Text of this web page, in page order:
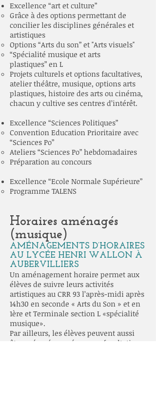
Excellence “art et culture”
Grâce à des options permettant de
concilier les disciplines générales et
artistiques
Options “Arts du son” et "Arts visuels"
“Spécialité musique et arts
plastiques” en L
Projets culturels et options facultatives,
atelier théâtre, musique, options arts
plastiques, histoire des arts ou cinéma,
chacun y cultive ses centres d’intérêt.
Excellence “Sciences Politiques”
Convention Education Prioritaire avec
“Sciences Po”
Ateliers “Sciences Po” hebdomadaires
Préparation au concours
Excellence “Ecole Normale Supérieure”
Programme TALENS
Horaires aménagés
(musique)
AMÉNAGEMENTS D’HORAIRES
AU LYCÉE HENRI WALLON À
AUBERVILLIERS
Un aménagement horaire permet aux
élèves de suivre leurs activités
artistiques au CRR 93 l’après-midi après
14h30 en seconde « Arts du Son » et en
1ère et Terminale section L «spécialité
musique».
Par ailleurs, les élèves peuvent aussi
être préparés aux épreuves facultatives